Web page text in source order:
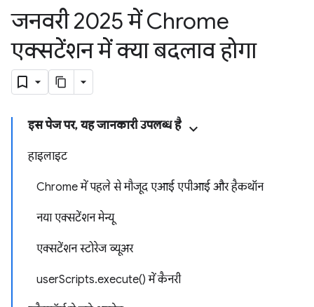
जनवरी 2025 में Chrome
एक्सटेंशन में क्या बदलाव होगा
इस पेज पर, यह जानकारी उपलब्ध है
हाइलाइट
Chrome में पहले से मौजूद एआई एपीआई और हैकथॉन
नया एक्सटेंशन मेन्यू
एक्सटेंशन स्टोरेज व्यूअर
userScripts.execute() में कैनरी